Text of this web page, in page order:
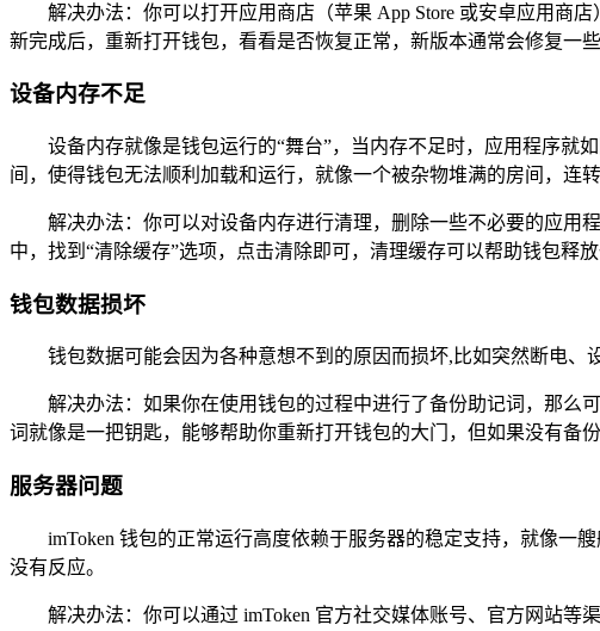
解决办法：你可以打开应用商店（苹果 App Store 或安卓应用商
新完成后，重新打开钱包，看看是否恢复正常，新版本通常会修复一
设备内存不足
设备内存就像是钱包运行的“舞台”，当内存不足时，应用程序就
间，使得钱包无法顺利加载和运行，就像一个被杂物堆满的房间，连转
解决办法：你可以对设备内存进行清理，删除一些不必要的应用
中，找到“清除缓存”选项，点击清除即可，清理缓存可以帮助钱包释
钱包数据损坏
钱包数据可能会因为各种意想不到的原因而损坏,比如突然断电、
解决办法：如果你在使用钱包的过程中进行了备份助记词，那么
词就像是一把钥匙，能够帮助你重新打开钱包的大门，但如果没有备
服务器问题
imToken 钱包的正常运行高度依赖于服务器的稳定支持，就像一
没有反应。
解决办法：你可以通过 imToken 官方社交媒体账号、官方网站